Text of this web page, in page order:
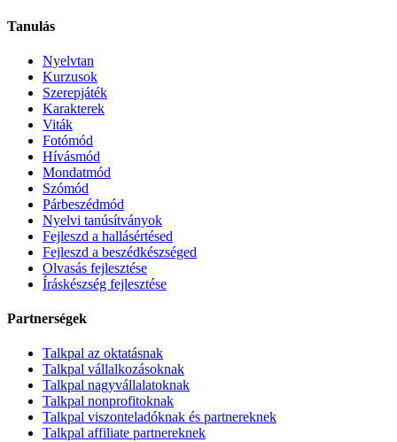
Tanulás
Nyelvtan
Kurzusok
Szerepjáték
Karakterek
Viták
Fotómód
Hívásmód
Mondatmód
Szómód
Párbeszédmód
Nyelvi tanúsítványok
Fejleszd a hallásértésed
Fejleszd a beszédkészséged
Olvasás fejlesztése
Íráskészség fejlesztése
Partnerségek
Talkpal az oktatásnak
Talkpal vállalkozásoknak
Talkpal nagyvállalatoknak
Talkpal nonprofitoknak
Talkpal viszonteladóknak és partnereknek
Talkpal affiliate partnereknek